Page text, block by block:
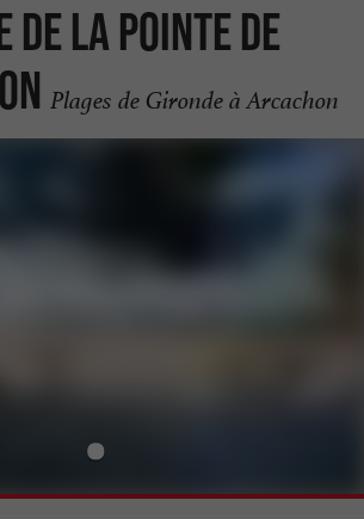
de la Pointe de
Plages de Gironde à Arcachon